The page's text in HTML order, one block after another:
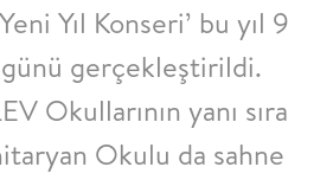
Yıl Konseri’ bu yıl 9
günü gerçekleştirildi.
Okullarının yanı sıra
Okulu da sahne